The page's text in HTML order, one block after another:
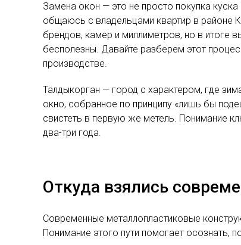
Замена окон — это не просто покупка
общаюсь с владельцами квартир в районе
брендов, камер и миллиметров, но в итоге
бесполезны. Давайте разберем этот
производстве.
Талдыкорган — город с характером, где
окно, собранное по принципу «лишь бы
свистеть в первую же метель. Понимание
два-три года.
Откуда взялись
Современные металлопластиковые
Понимание этого пути помогает осознать,